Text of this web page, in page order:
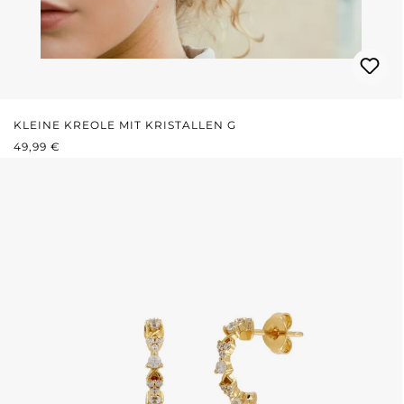
KLEINE KREOLE MIT KRISTALLEN G
REGULÄRER PREIS:
49,99 €